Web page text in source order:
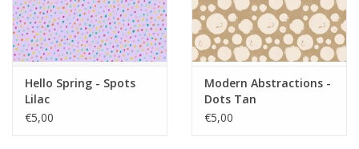
Hello Spring - Spots
Lilac
€5,00
Modern Abstractions -
Dots Tan
€5,00